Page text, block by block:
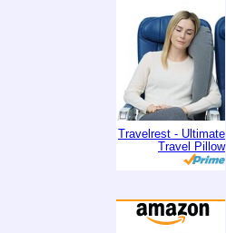
Travelrest - Ultimate
Travel Pillow